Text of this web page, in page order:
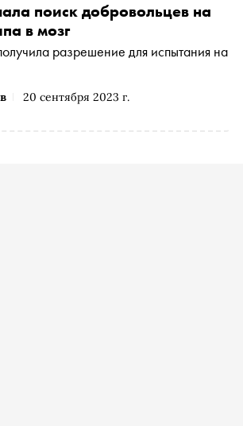
20 сентября 2023 г.
поиск добровольцев на
в мозг
разрешение для испытания на